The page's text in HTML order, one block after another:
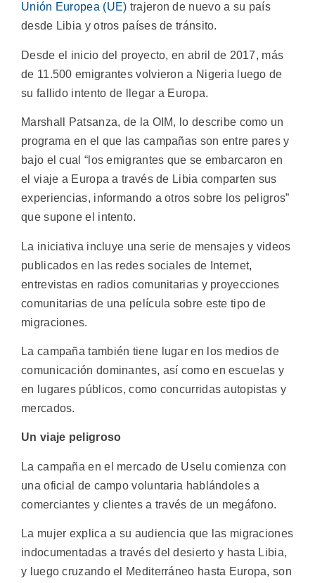
Unión Europea (UE) trajeron de nuevo a su país
desde Libia y otros países de tránsito.
Desde el inicio del proyecto, en abril de 2017, más
de 11.500 emigrantes volvieron a Nigeria luego de
su fallido intento de llegar a Europa.
Marshall Patsanza, de la OIM, lo describe como un
programa en el que las campañas son entre pares y
bajo el cual “los emigrantes que se embarcaron en
el viaje a Europa a través de Libia comparten sus
experiencias, informando a otros sobre los peligros”
que supone el intento.
La iniciativa incluye una serie de mensajes y videos
publicados en las redes sociales de Internet,
entrevistas en radios comunitarias y proyecciones
comunitarias de una película sobre este tipo de
migraciones.
La campaña también tiene lugar en los medios de
comunicación dominantes, así como en escuelas y
en lugares públicos, como concurridas autopistas y
mercados.
Un viaje peligroso
La campaña en el mercado de Uselu comienza con
una oficial de campo voluntaria hablándoles a
comerciantes y clientes a través de un megáfono.
La mujer explica a su audiencia que las migraciones
indocumentadas a través del desierto y hasta Libia,
y luego cruzando el Mediterráneo hasta Europa, son